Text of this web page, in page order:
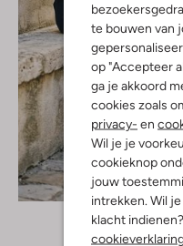
te bouwen van
op "Accepteer
ga je akkoord
cookies zoals
privacy- en
Wil je je
cookieknop
jouw
intrekken. Wil
klacht
Ontdek de look